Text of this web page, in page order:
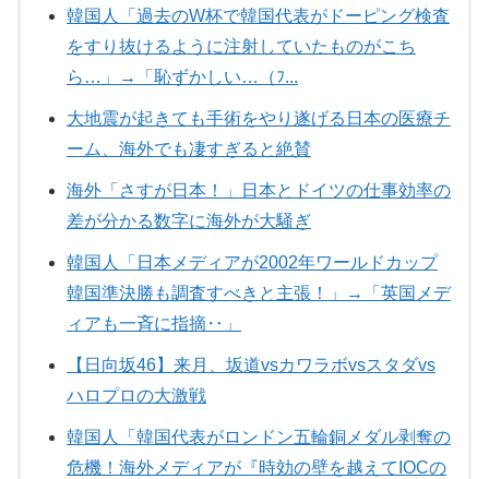
韓国人「過去のW杯で韓国代表がドーピング検査
をすり抜けるように注射していたものがこち
ら…」→「恥ずかしい…（ﾌ...
大地震が起きても手術をやり遂げる日本の医療チ
ーム、海外でも凄すぎると絶賛
海外「さすが日本！」日本とドイツの仕事効率の
差が分かる数字に海外が大騒ぎ
韓国人「日本メディアが2002年ワールドカップ
韓国準決勝も調査すべきと主張！」→「英国メデ
ィアも一斉に指摘‥」
【日向坂46】来月、坂道vsカワラボvsスタダvs
ハロプロの大激戦
韓国人「韓国代表がロンドン五輪銅メダル剥奪の
危機！海外メディアが『時効の壁を越えてIOCの